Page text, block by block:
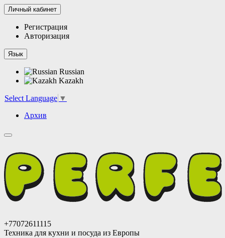
Личный кабинет
Регистрация
Авторизация
Язык
Russian
Kazakh
Select Language ▼
Архив
+77072611115
Техника для кухни и посуда из Европы